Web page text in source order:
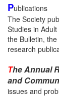
Publications
The Society
Studies in
the Bulletin,
research
The Annual
and
issues and